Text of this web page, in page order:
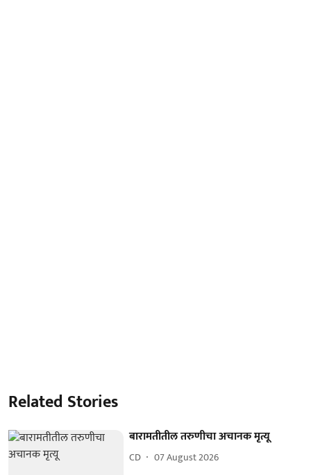
Related Stories
बारामतीतील तरुणीचा अचानक मृत्यू
CD 07 August 2026